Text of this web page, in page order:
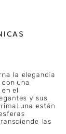
la elegancia
una
el
y sus
están
las